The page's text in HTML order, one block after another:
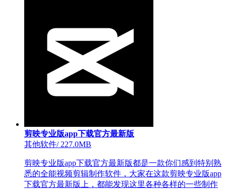
剪映专业版app下载官方最新版
其他软件/227.0MB
剪映专业版app下载官方最新版都是一款你们感到特别熟
悉的全能视频剪辑制作软件，大家在这款剪映专业版app
下载官方最新版上，都能发现这里各种各样的一些制作